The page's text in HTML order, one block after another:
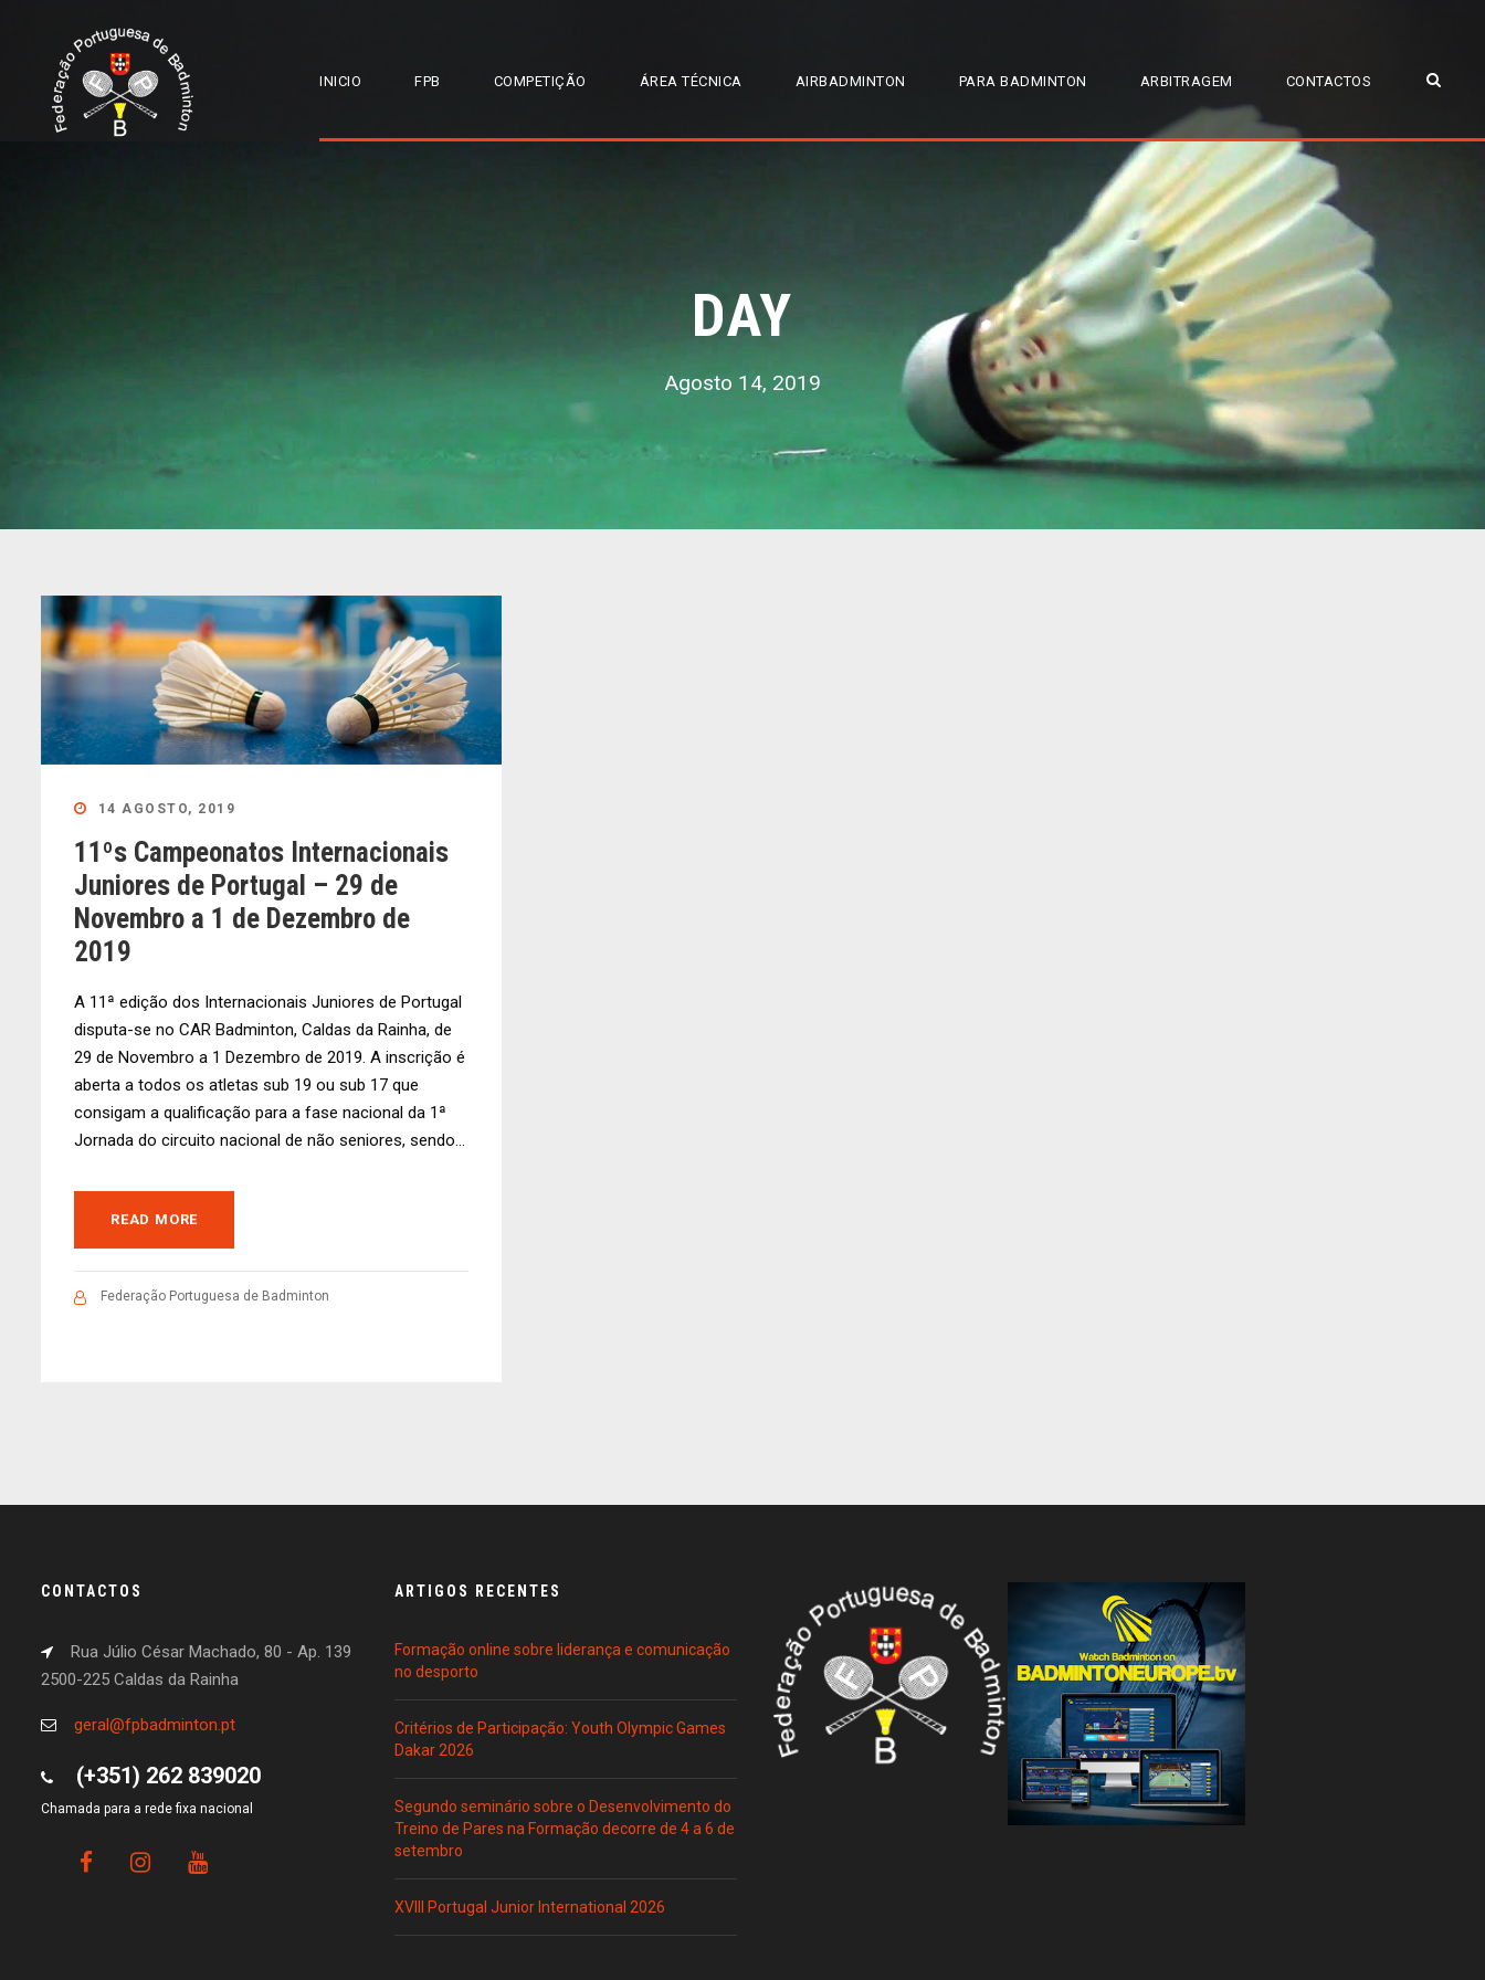
INICIO FPB COMPETIÇÃO ÁREA TÉCNICA AIRBADMINTON PARA BADMINTON ARBITRAGEM CONTACTOS
DAY
Agosto 14, 2019
14 AGOSTO, 2019
11ºs Campeonatos Internacionais
Juniores de Portugal – 29 de
Novembro a 1 de Dezembro de
2019
A 11ª edição dos Internacionais Juniores de Portugal
disputa-se no CAR Badminton, Caldas da Rainha, de
29 de Novembro a 1 Dezembro de 2019. A inscrição é
aberta a todos os atletas sub 19 ou sub 17 que
consigam a qualificação para a fase nacional da 1ª
Jornada do circuito nacional de não seniores, sendo...
READ MORE
Federação Portuguesa de Badminton
CONTACTOS
Rua Júlio César Machado, 80 - Ap. 139
2500-225 Caldas da Rainha
geral@fpbadminton.pt
(+351) 262 839020
Chamada para a rede fixa nacional
ARTIGOS RECENTES
Formação online sobre liderança e comunicação
no desporto
Critérios de Participação: Youth Olympic Games
Dakar 2026
Segundo seminário sobre o Desenvolvimento do
Treino de Pares na Formação decorre de 4 a 6 de
setembro
XVIII Portugal Junior International 2026